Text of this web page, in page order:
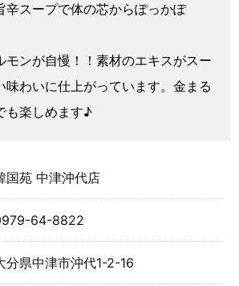
辛スープで体の芯からぽっかぽ
モンが自慢！！素材のエキスがスー
味わいに仕上がっています。金まる
も楽しめます♪
国苑 中津沖代店
64-8822
分県中津市沖代1-2-16